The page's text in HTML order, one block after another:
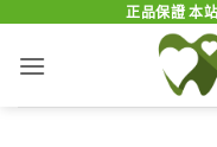
content
正品保證 本